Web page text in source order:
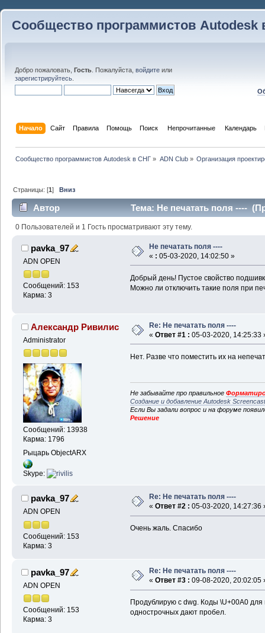
Сообщество программистов Autodesk
Добро пожаловать, Гость . Пожалуйста, войдите или
зарегистрируйтесь
Начало Сайт Правила Помощь Поиск Непрочитанные Календарь
Сообщество программистов Autodesk в СНГ » ADN Club» Организация
Страницы: [1]Вниз
Автор Тема: Не печатать поля ----
0 Пользователей и 1 Гость просматривают эту тему.
pavka_97
ADN OPEN
Сообщений: 153
Карма: 3
Не печатать поля ----
« : 05-03-2020, 14:02:50 »
Добрый день! Пустое свойство
Можно ли отключить такие поля при
Александр Ривилис
Administrator
Сообщений: 13938
Карма: 1796
Рыцарь ObjectARX
Skype:
Re: Не печатать поля ----
« Ответ #1 : 05-03-2020, 14:25:33
Нет. Разве что поместить их на
Не забывайте про правильное
Создание и добавление Autodesk
Если Вы задали вопрос и на форуме
Решение
pavka_97
ADN OPEN
Сообщений: 153
Карма: 3
Re: Не печатать поля ----
« Ответ #2 : 05-03-2020, 14:27:36
Очень жаль. Спасибо
pavka_97
ADN OPEN
Сообщений: 153
Карма: 3
Re: Не печатать поля ----
« Ответ #3 : 09-08-2020, 20:02:05
Продублирую с dwg. Коды \U+00A0 для
однострочных дают пробел.